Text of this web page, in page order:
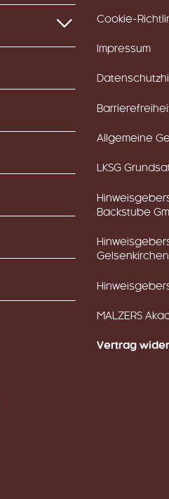
Cookie-
Impressum
Allgemeine
LKSG
Backstube
Gelsenkirchen
MALZERS
Vertrag